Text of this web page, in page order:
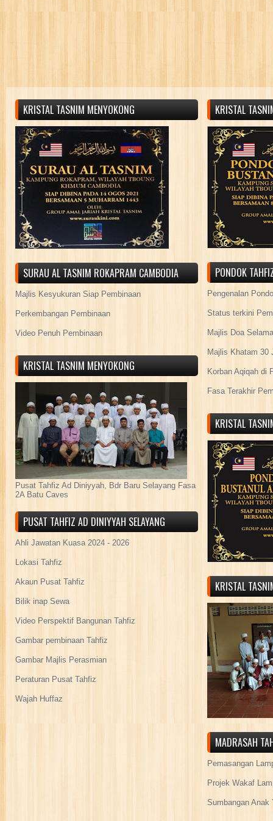
KRISTAL TASNIM MENYOKONG
SURAU AL TASNIM ROKAPRAM CAMBODIA
Majlis Kesyukuran Siap Pembinaan
Perkembangan Pembinaan
Video Penuh Pembinaan
KRISTAL TASNIM MENYOKONG
Pusat Tahfiz Ad Diniyyah, Bdr Baru Selayang Fasa
2A Batu Caves
PUSAT TAHFIZ AD DINIYYAH SELAYANG
Ahli Jawatan Kuasa 2024 - 2026
Lokasi Tahfiz
Akaun Pusat Tahfiz
Bilik inap Sewa
Video Perspektif Bangunan Tahfiz
Gambar pembinaan Tahfiz
Gambar Majlis Perasmian
Peraturan Pusat Tahfiz
Wajah Huffaz
KRISTAL
PONDOK
Pengenalan
Status terkini
Majlis Doa
Majlis Khatam 30
Korban Aqiqah di
Fasa Terakhir
KRISTAL
KRISTAL
MADRASAH
Pemasangan
Projek Wakaf
Sumbangan Anak